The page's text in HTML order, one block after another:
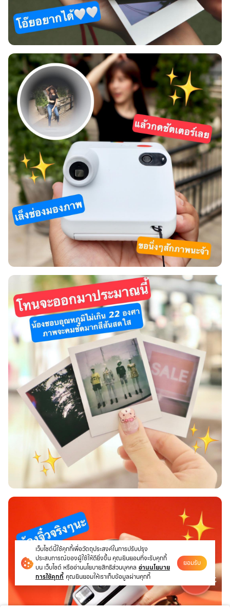
เว็บไซต์นี้ใช้คุกกี้เพื่อวัตถุประสงค์ในการปรับปรุง
ประสบการณ์ของผู้ใช้ให้ดียิ่งขึ้น คุณยินยอมที่จะรับคุกกี้
บน เว็บไซต์ หรืออ่านนโยบายสิทธิส่วนบุคคล อ่านนโยบาย
การใช้คุกกี้ คุณยินยอมให้เราเก็บข้อมูลผ่านคุกกี้
ยอมรับ